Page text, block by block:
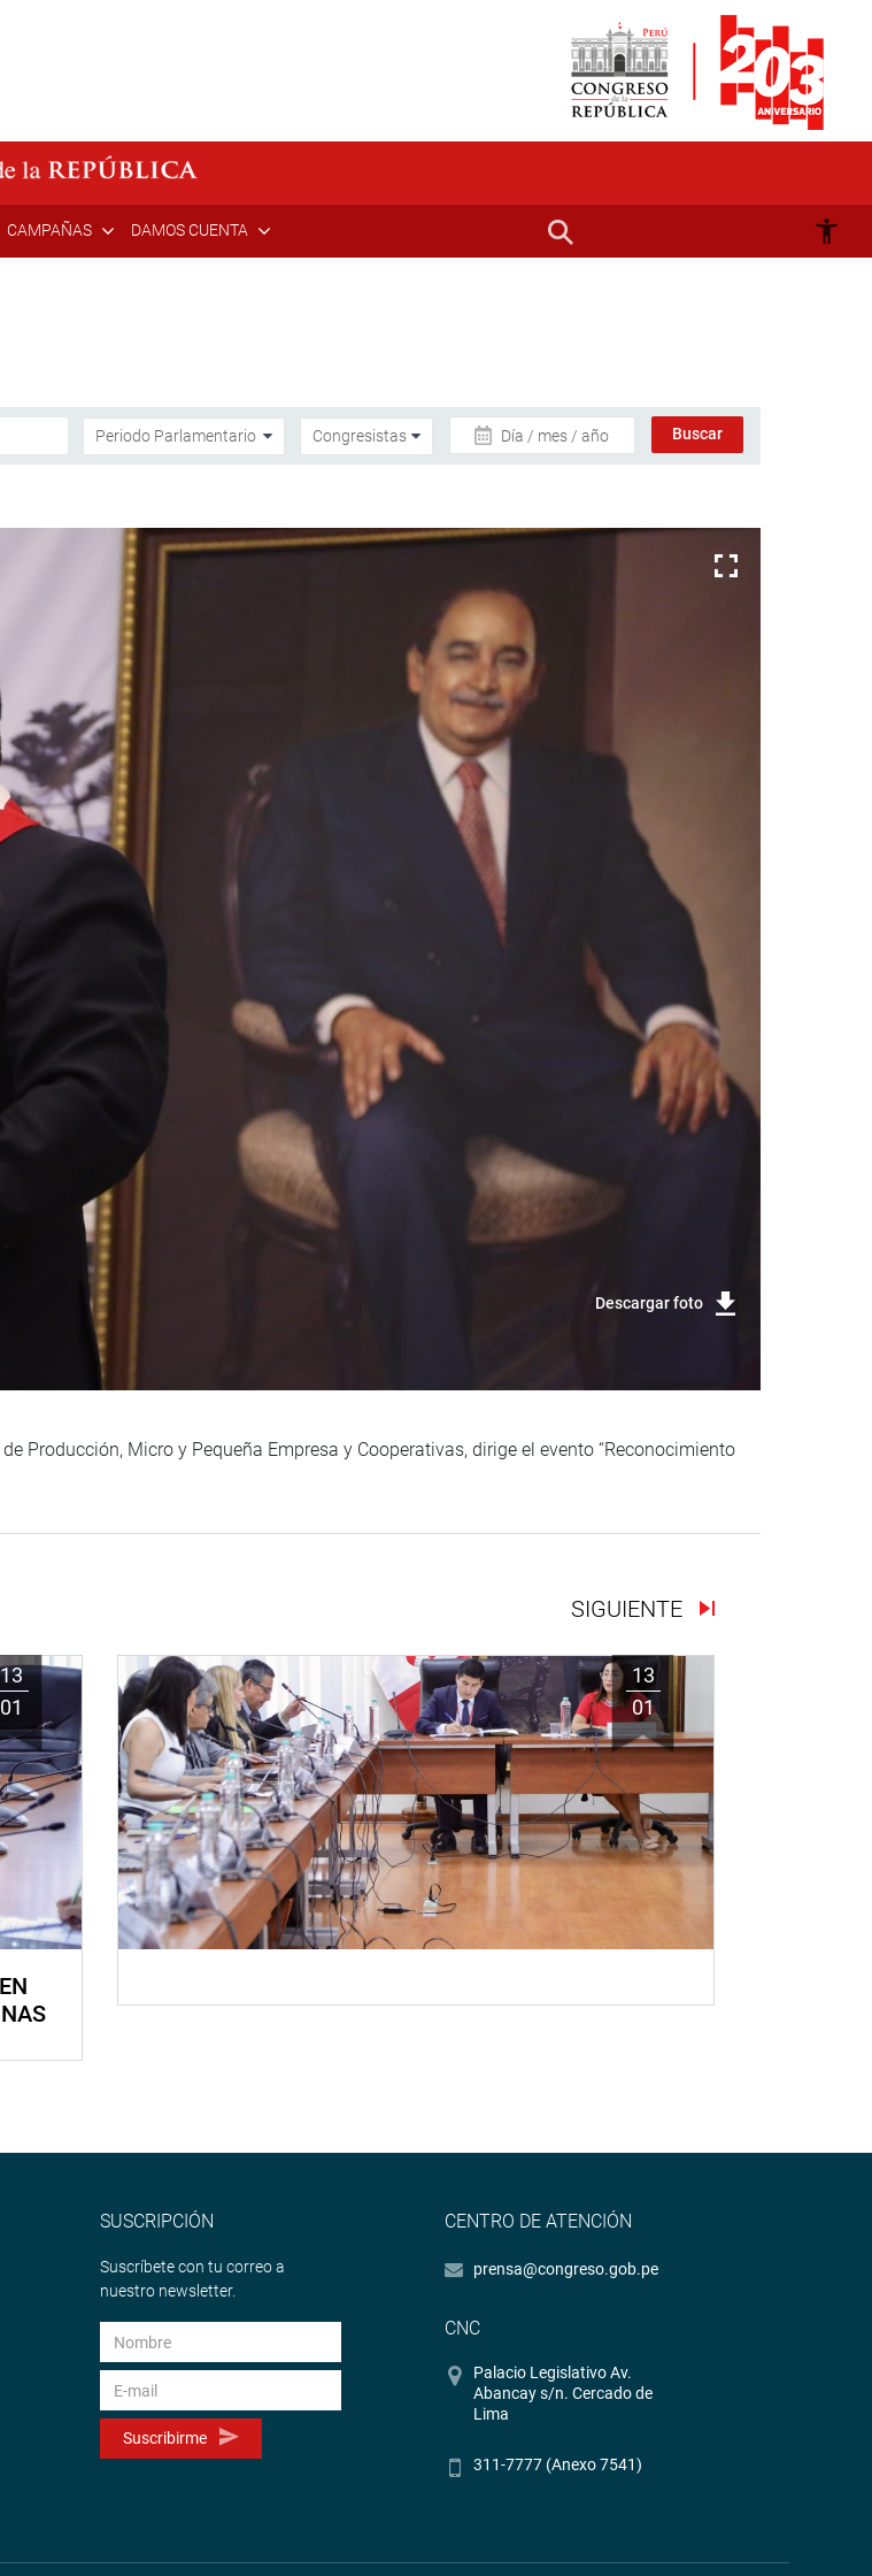
CAMPAÑAS DAMOS CUENTA
Día / mes / año
Descargar foto
Producción, Micro y Pequeña Empresa y Cooperativas, dirige el evento “Reconocimiento
SIGUIENTE
13
01
13
01
SUSCRIPCIÓN
Suscríbete con tu correo a
nuestro newsletter.
Suscribirme
CENTRO DE ATENCIÓN
prensa@congreso.gob.pe
CNC
Palacio Legislativo Av.
Abancay s/n. Cercado de
Lima
311-7777 (Anexo 7541)